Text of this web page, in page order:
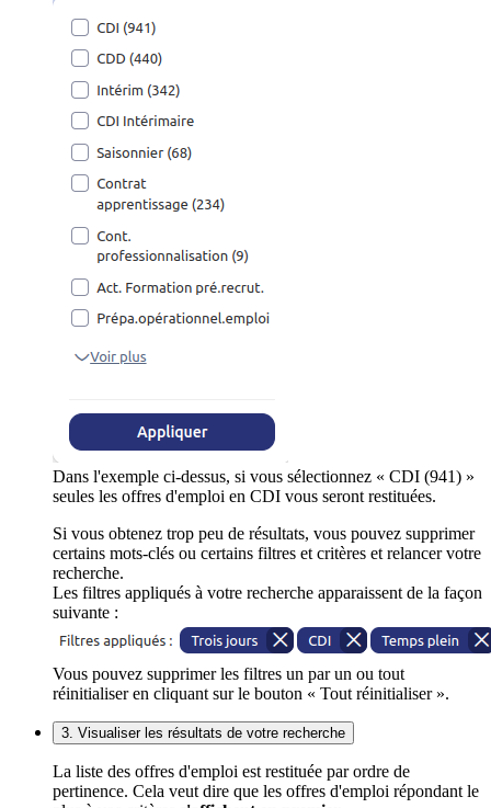
Dans l'exemple ci-dessus, si vous sélectionnez « CDI (941) »
seules les offres d'emploi en CDI vous seront restituées.
Si vous obtenez trop peu de résultats, vous pouvez supprimer
certains mots-clés ou certains filtres et critères et relancer votre
recherche.
Les filtres appliqués à votre recherche apparaissent de la façon
suivante :
Vous pouvez supprimer les filtres un par un ou tout
réinitialiser en cliquant sur le bouton « Tout réinitialiser ».
3. Visualiser les résultats de votre recherche
La liste des offres d'emploi est restituée par ordre de
pertinence. Cela veut dire que les offres d'emploi répondant le